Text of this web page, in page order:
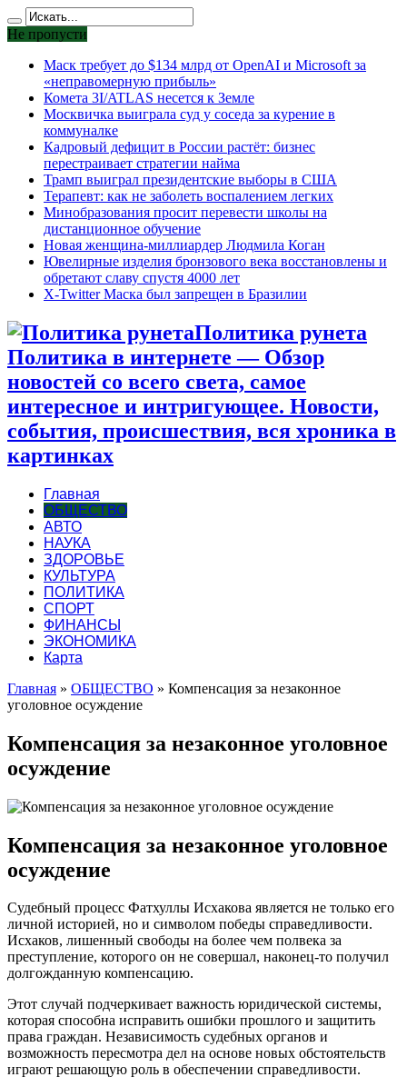
Не пропусти
Маск требует до $134 млрд от OpenAI и Microsoft за
«неправомерную прибыль»
Комета 3I/ATLAS несется к Земле
Москвичка выиграла суд у соседа за курение в
коммуналке
Кадровый дефицит в России растёт: бизнес
перестраивает стратегии найма
Трамп выиграл президентские выборы в США
Терапевт: как не заболеть воспалением легких
Минобразования просит перевести школы на
дистанционное обучение
Новая женщина-миллиардер Людмила Коган
Ювелирные изделия бронзового века восстановлены и
обретают славу спустя 4000 лет
X-Twitter Маска был запрещен в Бразилии
Политика рунета
Политика в интернете — Обзор
новостей со всего света, самое
интересное и интригующее. Новости,
события, происшествия, вся хроника в
картинках
Главная
ОБЩЕСТВО
АВТО
НАУКА
ЗДОРОВЬЕ
КУЛЬТУРА
ПОЛИТИКА
СПОРТ
ФИНАНСЫ
ЭКОНОМИКА
Карта
Главная » ОБЩЕСТВО » Компенсация за незаконное
уголовное осуждение
Компенсация за незаконное уголовное
осуждение
Компенсация за незаконное уголовное
осуждение
Судебный процесс Фатхуллы Исхакова является не только его
личной историей, но и символом победы справедливости.
Исхаков, лишенный свободы на более чем полвека за
преступление, которого он не совершал, наконец-то получил
долгожданную компенсацию.
Этот случай подчеркивает важность юридической системы,
которая способна исправить ошибки прошлого и защитить
права граждан. Независимость судебных органов и
возможность пересмотра дел на основе новых обстоятельств
играют решающую роль в обеспечении справедливости.